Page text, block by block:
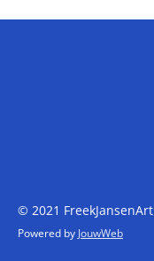
© 2021 FreekJansenArt
Powered by JouwWeb